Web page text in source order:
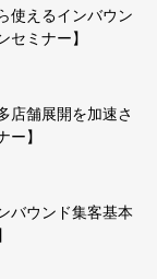
使えるインバウン
セミナー】
店舗展開を加速さ
ー】
バウンド集客基本